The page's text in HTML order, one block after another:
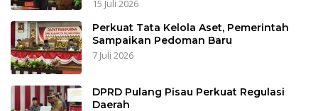
15 Juli 2026
Perkuat Tata Kelola Aset, Pemerintah
Sampaikan Pedoman Baru
7 Juli 2026
DPRD Pulang Pisau Perkuat Regulasi
Daerah